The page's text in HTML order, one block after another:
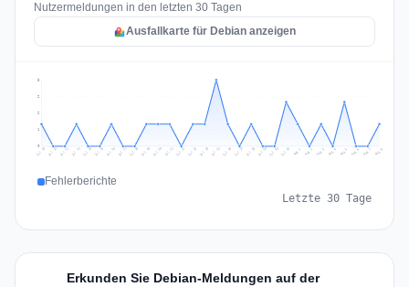
Nutzermeldungen in den letzten 30 Tagen
Ausfallkarte für Debian anzeigen
1
2
2
3
Jul 10 Jul 11 Jul 12 Jul 13 Jul 14 Jul 15 Jul 16 Jul 17 Jul 18 Jul 19 Jul 20 Jul 21 Jul 22 Jul 23 Jul 24 Jul 25 Jul 26 Jul 27 Jul 28 Jul 29 Jul 30 Jul 31 Aug 1 Aug 2 Aug 3 Aug 4 Aug 5 Aug 6 Aug 7 Aug 8
Fehlerberichte
Letzte 30 Tage
Erkunden Sie Debian-Meldungen auf der